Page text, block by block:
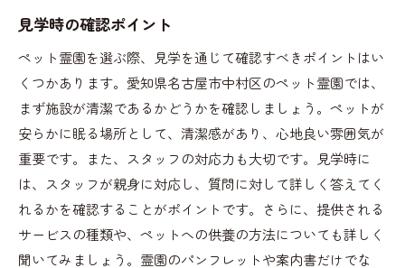
見学時の確認ポイント
ペット霊園を選ぶ際、見学を通じて確認すべきポイントはい
くつかあります。愛知県名古屋市中村区のペット霊園では、
まず施設が清潔であるかどうかを確認しましょう。ペットが
安らかに眠る場所として、清潔感があり、心地良い雰囲気が
重要です。また、スタッフの対応力も大切です。見学時に
は、スタッフが親身に対応し、質問に対して詳しく答えてく
れるかを確認することがポイントです。さらに、提供される
サービスの種類や、ペットへの供養の方法についても詳しく
聞いてみましょう。霊園のパンフレットや案内書だけでな